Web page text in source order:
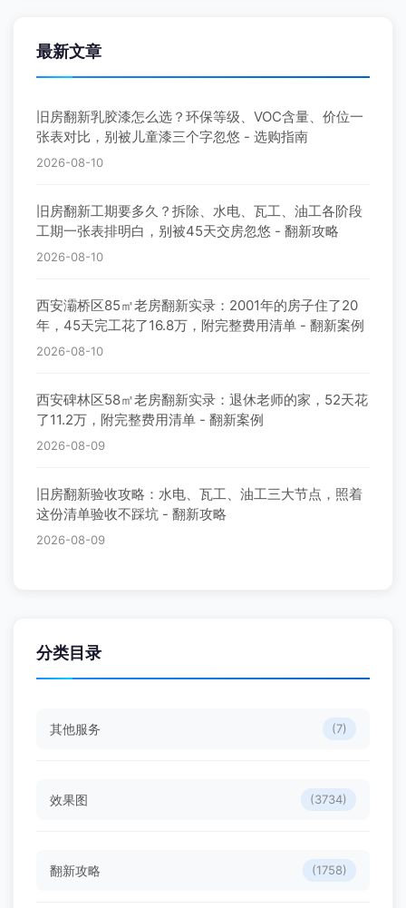
最新文章
旧房翻新乳胶漆怎么选？环保等级、VOC含量、价位一
张表对比，别被儿童漆三个字忽悠 - 选购指南
2026-08-10
旧房翻新工期要多久？拆除、水电、瓦工、油工各阶段
工期一张表排明白，别被45天交房忽悠 - 翻新攻略
2026-08-10
西安灞桥区85㎡老房翻新实录：2001年的房子住了20
年，45天完工花了16.8万，附完整费用清单 - 翻新案例
2026-08-10
西安碑林区58㎡老房翻新实录：退休老师的家，52天花
了11.2万，附完整费用清单 - 翻新案例
2026-08-09
旧房翻新验收攻略：水电、瓦工、油工三大节点，照着
这份清单验收不踩坑 - 翻新攻略
2026-08-09
分类目录
其他服务 (7)
效果图 (3734)
翻新攻略 (1758)